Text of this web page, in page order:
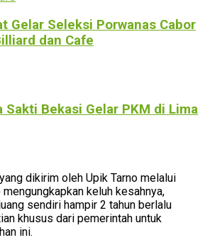
Gelar Seleksi Porwanas Cabor
dan Cafe‎
Sakti Bekasi Gelar PKM di Lima
dikirim oleh Upik Tarno melalui
keluh kesahnya,
sendiri hampir 2 tahun berlalu
khusus dari pemerintah untuk
ini.